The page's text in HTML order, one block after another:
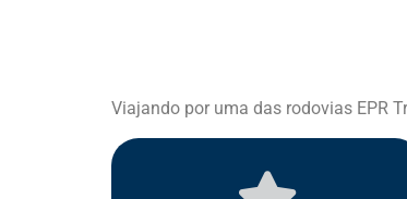
Viajando por uma das rodovias EPR